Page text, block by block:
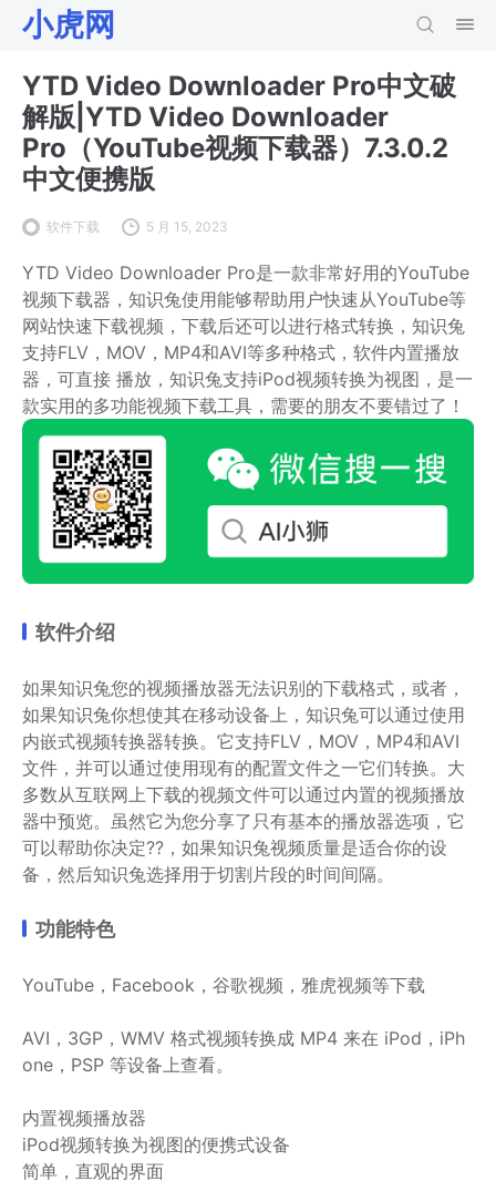
小虎网
YTD Video Downloader Pro中文破
解版|YTD Video Downloader
Pro（YouTube视频下载器）7.3.0.2
中文便携版
软件下载 5 月 15, 2023
YTD Video Downloader Pro是一款非常好用的YouTube
视频下载器，知识兔使用能够帮助用户快速从YouTube等
网站快速下载视频，下载后还可以进行格式转换，知识兔
支持FLV，MOV，MP4和AVI等多种格式，软件内置播放
器，可直接 播放，知识兔支持iPod视频转换为视图，是一
款实用的多功能视频下载工具，需要的朋友不要错过了！
软件介绍
如果知识兔您的视频播放器无法识别的下载格式，或者，
如果知识兔你想使其在移动设备上，知识兔可以通过使用
内嵌式视频转换器转换。它支持FLV，MOV，MP4和AVI
文件，并可以通过使用现有的配置文件之一它们转换。大
多数从互联网上下载的视频文件可以通过内置的视频播放
器中预览。虽然它为您分享了只有基本的播放器选项，它
可以帮助你决定??，如果知识兔视频质量是适合你的设
备，然后知识兔选择用于切割片段的时间间隔。
功能特色
YouTube，Facebook，谷歌视频，雅虎视频等下载
AVI，3GP，WMV 格式视频转换成 MP4 来在 iPod，iPh
one，PSP 等设备上查看。
内置视频播放器
iPod视频转换为视图的便携式设备
简单，直观的界面